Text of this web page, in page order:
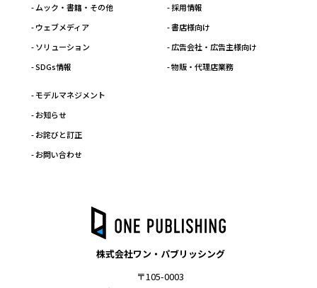
- ムック・書籍・その他
- ウェブメディア
- ソリューション
- SDGs情報
- 採用情報
- 書店様向け
- 広告会社・広告主様向け
- 物販・代理店業務
- モデルマネジメント
- お知らせ
- お詫びと訂正
- お問い合わせ
株式会社ワン・パブリッシング
〒105-0003